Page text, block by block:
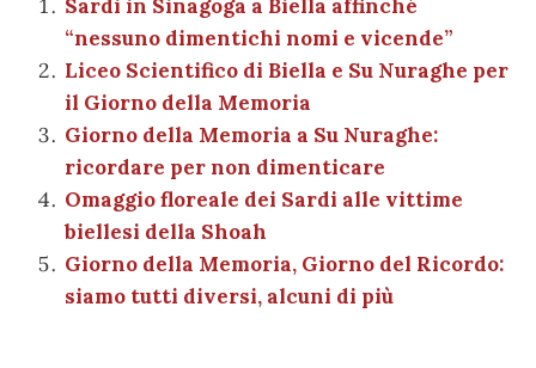
b
o
o
k
r t A
p
p
g
er
a
m n
l di
vi
di
Sardi in Sinagoga a Biella affinché
“nessuno dimentichi nomi e vicende”
Liceo Scientifico di Biella e Su Nuraghe per
il Giorno della Memoria
Giorno della Memoria a Su Nuraghe:
ricordare per non dimenticare
Omaggio floreale dei Sardi alle vittime
biellesi della Shoah
Giorno della Memoria, Giorno del Ricordo:
siamo tutti diversi, alcuni di più